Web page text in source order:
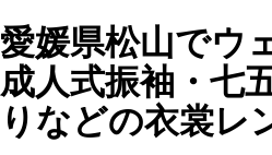
愛媛県松山でウ
成人式振袖・七
りなどの衣裳レ